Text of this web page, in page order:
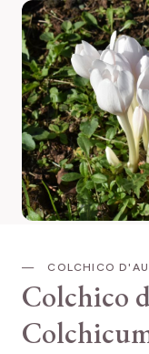
COLCHICO
Colchico